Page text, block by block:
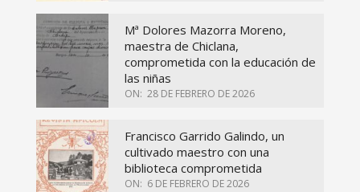
Mª Dolores Mazorra Moreno,
maestra de Chiclana,
comprometida con la educación de
las niñas
ON: 28 DE FEBRERO DE 2026
Francisco Garrido Galindo, un
cultivado maestro con una
biblioteca comprometida
ON: 6 DE FEBRERO DE 2026